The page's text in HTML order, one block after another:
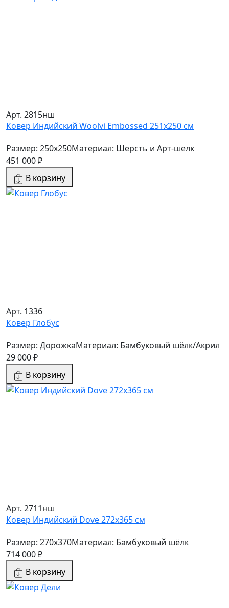
Арт. 2815нш
Ковер Индийский Woolvi Embossed 251x250 см
Размер: 250x250Материал: Шерсть и Арт-шелк
451 000 ₽
В корзину
Арт. 1336
Ковер Глобус
Размер: ДорожкаМатериал: Бамбуковый шёлк/Акрил
29 000 ₽
В корзину
Арт. 2711нш
Ковер Индийский Dove 272x365 см
Размер: 270x370Материал: Бамбуковый шёлк
714 000 ₽
В корзину